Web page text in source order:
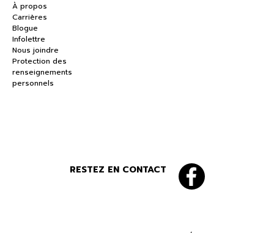
À propos
Carrières
Blogue
Infolettre
Nous joindre
Protection des
renseignements
personnels
RESTEZ EN CONTACT